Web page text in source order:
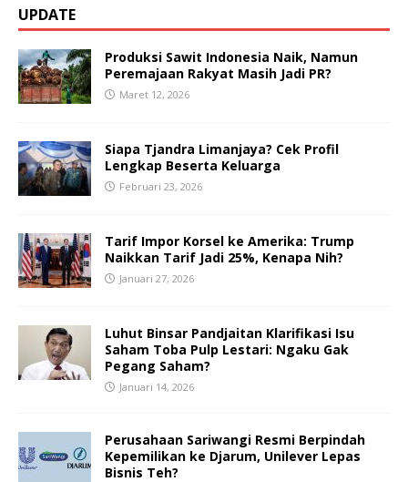
UPDATE
Produksi Sawit Indonesia Naik, Namun
Peremajaan Rakyat Masih Jadi PR?
Maret 12, 2026
Siapa Tjandra Limanjaya? Cek Profil
Lengkap Beserta Keluarga
Februari 23, 2026
Tarif Impor Korsel ke Amerika: Trump
Naikkan Tarif Jadi 25%, Kenapa Nih?
Januari 27, 2026
Luhut Binsar Pandjaitan Klarifikasi Isu
Saham Toba Pulp Lestari: Ngaku Gak
Pegang Saham?
Januari 14, 2026
Perusahaan Sariwangi Resmi Berpindah
Kepemilikan ke Djarum, Unilever Lepas
Bisnis Teh?